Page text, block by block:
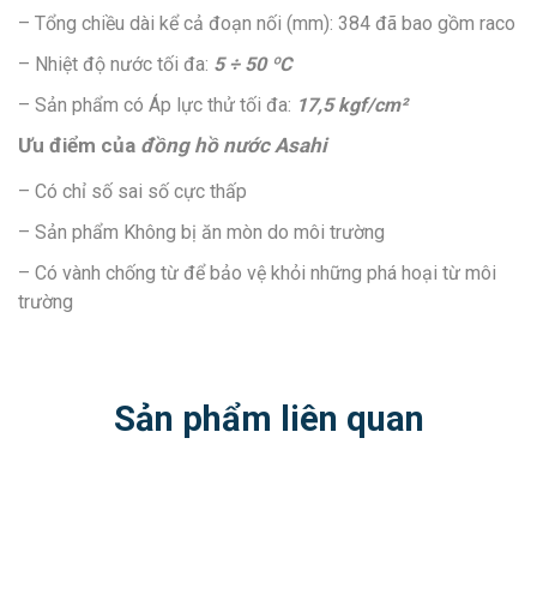
– Tổng chiều dài kể cả đoạn nối (mm): 384 đã bao gồm raco
– Nhiệt độ nước tối đa: 5 ÷ 50 ºC
– Sản phẩm có Áp lực thử tối đa: 17,5 kgf/cm²
Ưu điểm của đồng hồ nước Asahi
– Có chỉ số sai số cực thấp
– Sản phẩm Không bị ăn mòn do môi trường
– Có vành chống từ để bảo vệ khỏi những phá hoại từ môi
trường
Sản phẩm liên quan